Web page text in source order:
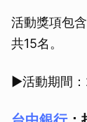
活動獎項包
共15名。
▶活動期間